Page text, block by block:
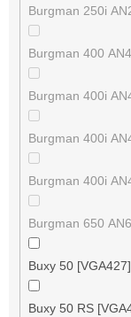
Burgman 250i
Burgman 400
Burgman 400i
Burgman 400i
Burgman 400i
Burgman 650
Buxy 50 [VGA427]
Buxy 50 RS